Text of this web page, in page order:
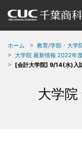
ホーム 教育/学部・大学
大学院 最新情報 2022年
[会計大学院] 9/14(水)入
大学院